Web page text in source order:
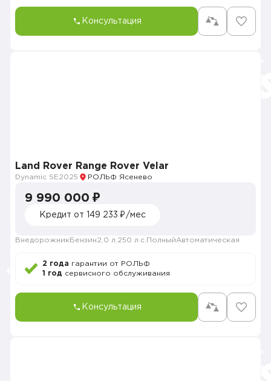
Консультация
Land Rover Range Rover Velar
Dynamic SE2025 РОЛЬФ Ясенево
9 990 000 ₽
Кредит от 149 233 ₽/мес
Внедорожник Бензин2.0 л. 250 л.с. ПолныйАвтоматическая
2 года гарантии от РОЛЬФ
1 год сервисного обслуживания
Консультация